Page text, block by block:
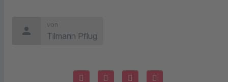
person
von
Tilmann Pflug